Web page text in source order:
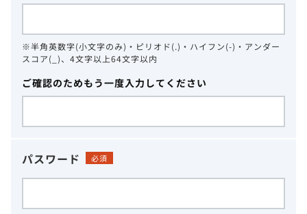
※半角英数字(小文字のみ)・ピリオド(.)・ハイフン(-)・アンダー
スコア(_)、4文字以上64文字以内
ご確認のためもう一度入力してください
パスワード 必須